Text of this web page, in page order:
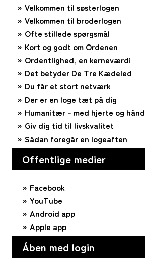
Velkommen til søsterlogen
Velkommen til broderlogen
Ofte stillede spørgsmål
Kort og godt om Ordenen
Ordentlighed, en kerneværdi
Det betyder De Tre Kædeled
Du får et stort netværk
Der er en loge tæt på dig
Humanitær – med hjerte og hånd
Giv dig tid til livskvalitet
Sådan foregår en logeaften
Offentlige medier
Facebook
YouTube
Android app
Apple app
Åben med login